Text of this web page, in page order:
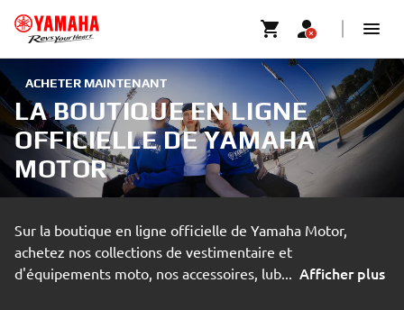
ACHETER MAINTENANT
LA BOUTIQUE EN LIGNE
OFFICIELLE DE YAMAHA
MOTOR
Sur la boutique en ligne officielle de Yamaha Motor,
achetez nos collections de vestimentaire et
d'équipements moto, nos accessoires, lub... Afficher plus